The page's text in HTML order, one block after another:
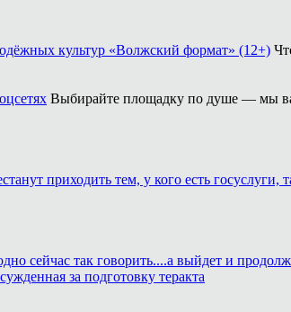
культур «Волжский формат» (12+)
Выбирайте площадку по душе — мы
приходить тем, у кого есть
сейчас так говорить....а выйдет и
за подготовку теракта